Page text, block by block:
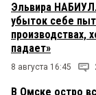
Эльвира
убыток себе
производствах,
падает»
8 августа 16:45
В Омске остро